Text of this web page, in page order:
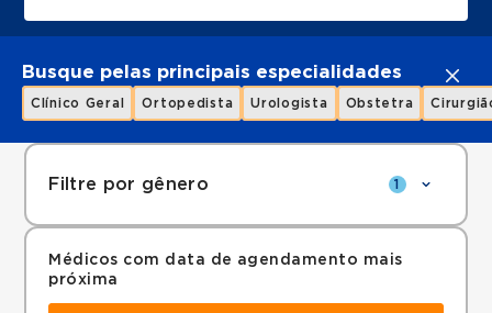
Busque pelas principais especialidades
Clínico Geral Ortopedista Urologista Obstetra
Filtre por gênero 1
Médicos com data de agendamento mais
próxima